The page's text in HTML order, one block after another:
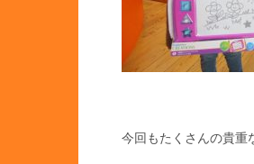
今回もたくさんの貴重